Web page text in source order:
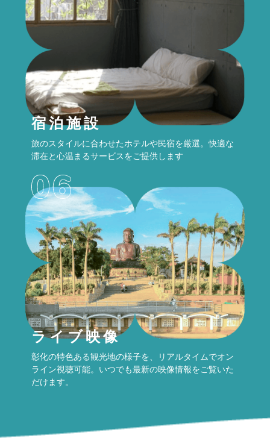
宿泊施設
旅のスタイルに合わせたホテルや民宿を厳選。快適な
滞在と心温まるサービスをご提供します
ライブ映像
彰化の特色ある観光地の様子を、リアルタイムでオン
ライン視聴可能。いつでも最新の映像情報をご覧いた
だけます。